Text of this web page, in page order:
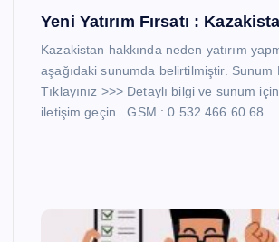
Yeni Yatırım Fırsatı :
Kazakistan hakkında neden yatırım
aşağıdaki sunumda belirtilmiştir. Sunum
Tıklayınız >>> Detaylı bilgi ve sunum
iletişim geçin . GSM : 0 532 466 60 68